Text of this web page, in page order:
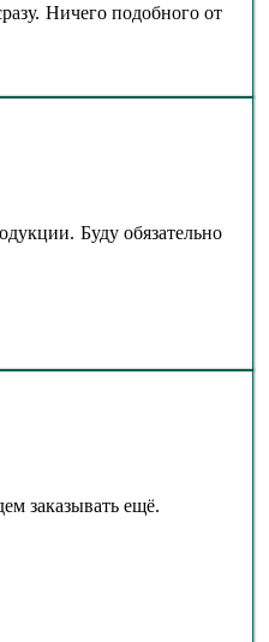
Ничего подобного от
Буду обязательно
заказывать ещё.